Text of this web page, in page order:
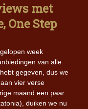
met
One Step
week
van alle
gegeven, dus we
vier verse
maand een paar
duiken we nu